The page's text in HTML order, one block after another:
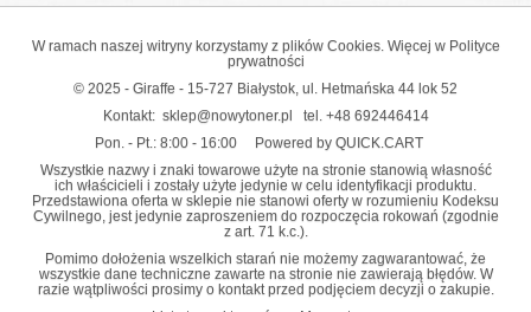
W ramach naszej witryny korzystamy z plików Cookies. Więcej w Polityce
prywatności
© 2025 - Giraffe - 15-727 Białystok, ul. Hetmańska 44 lok 52
Kontakt: sklep@nowytoner.pl tel. +48 692446414
Pon. - Pt.: 8:00 - 16:00
Powered by QUICK.CART
Wszystkie nazwy i znaki towarowe użyte na stronie stanowią własność
ich właścicieli i zostały użyte jedynie w celu identyfikacji produktu.
Przedstawiona oferta w sklepie nie stanowi oferty w rozumieniu Kodeksu
Cywilnego, jest jedynie zaproszeniem do rozpoczęcia rokowań (zgodnie
z art. 71 k.c.).
Pomimo dołożenia wszelkich starań nie możemy zagwarantować, że
wszystkie dane techniczne zawarte na stronie nie zawierają błędów. W
razie wątpliwości prosimy o kontakt przed podjęciem decyzji o zakupie.